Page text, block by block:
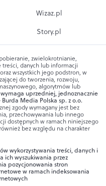
Wizaz.pl
Story.pl
zwielokrotnianie,
treści, danych lub informacji
wszystkich jego podstron, w
do tworzenia, rozwoju,
algorytmów lub
uprzedniej, jednoznacznie
Media Polska sp. z o.o.
zgody wymagany jest bez
przechowywania lub innego
dostępnych w ramach niniejszego
bez względu na charakter
wykorzystywania treści, danych i
ich wyszukiwania przez
pozycjonowania stron
w ramach indeksowania